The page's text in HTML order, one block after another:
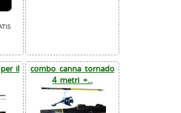
il
combo canna tornado
4 metri +...